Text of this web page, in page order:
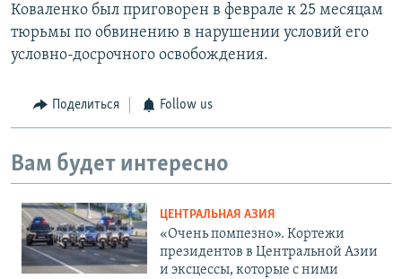
Коваленко был приговорен в феврале к 25 месяцам
тюрьмы по обвинению в нарушении условий его
условно-досрочного освобождения.
Поделиться Follow us
Вам будет интересно
ЦЕНТРАЛЬНАЯ АЗИЯ
«Очень помпезно». Кортежи
президентов в Центральной Азии
и эксцессы, которые с ними